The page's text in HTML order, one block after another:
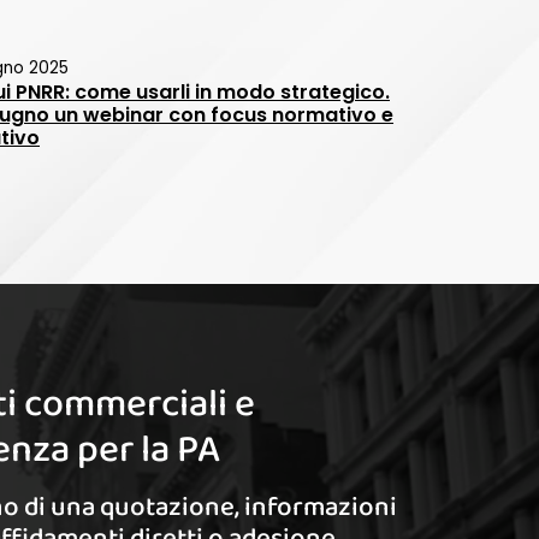
2025
PNRR: come usarli in modo strategico.
un webinar con focus normativo e
commerciali e
per la PA
di una quotazione, informazioni